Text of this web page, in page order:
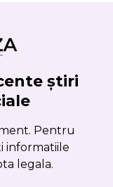
știri
Pentru
informatiile
legala.